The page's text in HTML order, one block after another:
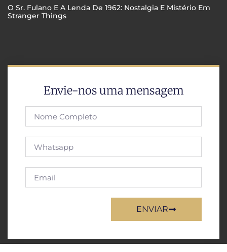
O Sr. Fulano E A Lenda De 1962: Nostalgia E Mistério Em
Stranger Things
Envie-nos uma mensagem
ENVIAR